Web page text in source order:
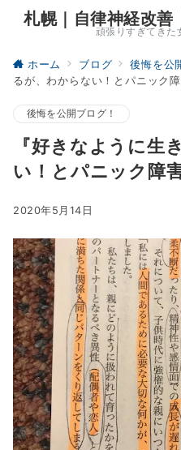
札幌｜自律神経改善
頑張りすぎてきた
ホーム ブログ 後悔を公
るが、わからない！とパニック障
後悔を公開ブログ！
『好きなように生
い！とパニック障害
2020年5月14日